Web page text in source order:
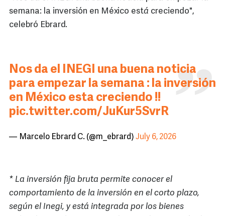
semana: la inversión en México está creciendo",
celebró Ebrard.
Nos da el INEGI una buena noticia
para empezar la semana : la inversión
en México esta creciendo !!
pic.twitter.com/JuKur5SvrR
— Marcelo Ebrard C. (@m_ebrard) July 6, 2026
* La inversión fija bruta permite conocer el
comportamiento de la inversión en el corto plazo,
según el Inegi, y está integrada por los bienes